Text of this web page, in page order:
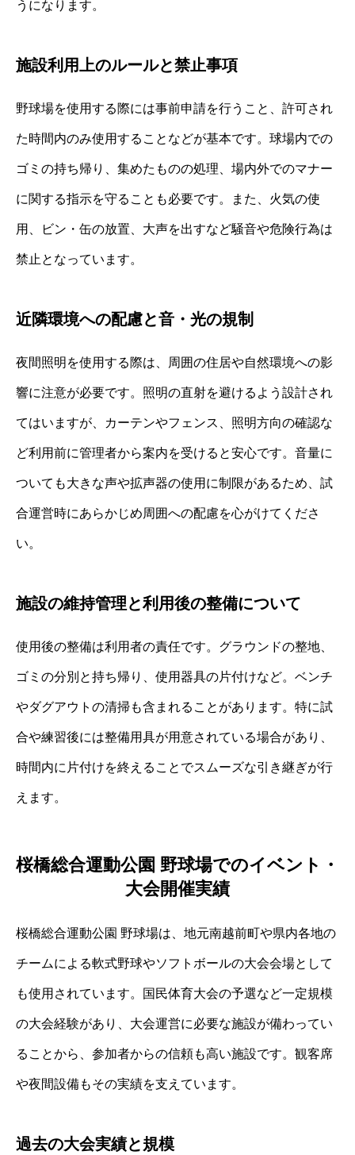
うになります。
施設利用上のルールと禁止事項
野球場を使用する際には事前申請を行うこと、許可され
た時間内のみ使用することなどが基本です。球場内での
ゴミの持ち帰り、集めたものの処理、場内外でのマナー
に関する指示を守ることも必要です。また、火気の使
用、ビン・缶の放置、大声を出すなど騒音や危険行為は
禁止となっています。
近隣環境への配慮と音・光の規制
夜間照明を使用する際は、周囲の住居や自然環境への影
響に注意が必要です。照明の直射を避けるよう設計され
てはいますが、カーテンやフェンス、照明方向の確認な
ど利用前に管理者から案内を受けると安心です。音量に
ついても大きな声や拡声器の使用に制限があるため、試
合運営時にあらかじめ周囲への配慮を心がけてくださ
い。
施設の維持管理と利用後の整備について
使用後の整備は利用者の責任です。グラウンドの整地、
ゴミの分別と持ち帰り、使用器具の片付けなど。ベンチ
やダグアウトの清掃も含まれることがあります。特に試
合や練習後には整備用具が用意されている場合があり、
時間内に片付けを終えることでスムーズな引き継ぎが行
えます。
桜橋総合運動公園 野球場でのイベント・
大会開催実績
桜橋総合運動公園 野球場は、地元南越前町や県内各地の
チームによる軟式野球やソフトボールの大会会場として
も使用されています。国民体育大会の予選など一定規模
の大会経験があり、大会運営に必要な施設が備わってい
ることから、参加者からの信頼も高い施設です。観客席
や夜間設備もその実績を支えています。
過去の大会実績と規模